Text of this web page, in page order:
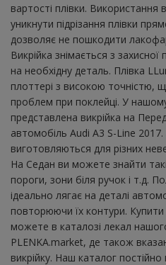
вартості плівки. Використання
уникнути підрізання плівки
дозволяє не пошкодити
Викрійка знімається з
на необхідну деталь. Плівка
плоттері з високою точністю,
проблем при поклейці. У
представлена ​​викрійка на
автомобіль Audi A3 S-Line 2017.
виготовляються для різних
На Седан ви можете знайти
пороги, зони біля ручок і т.д.
ідеально лягає на деталі
повторюючи їх контури. Купити
можете в каталозі лекал
PLENKA.market, де також
викрійку. Наш каталог